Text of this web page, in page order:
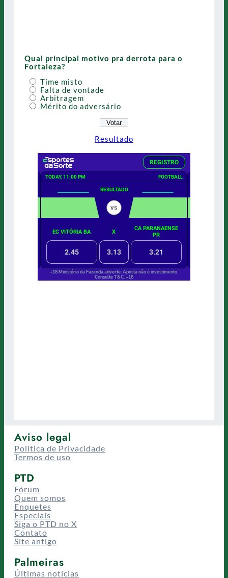
Qual principal motivo pra derrota para o
Fortaleza?
Time misto
Falta de vontade
Arbitragem
Mérito do adversário
Resultado
Aviso legal
Política de Privacidade
Termos de uso
PTD
Fórum
Quem somos
Enquetes
Especiais
Siga o PTD no X
Contato
Site antigo
Palmeiras
Últimas notícias